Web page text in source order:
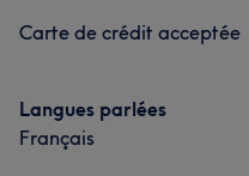
Carte de crédit acceptée
Langues parlées
Français